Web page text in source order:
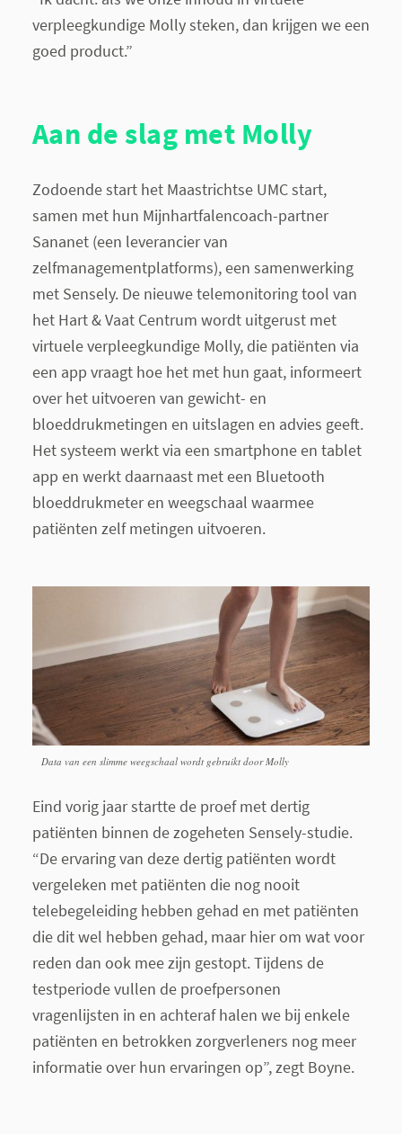
verpleegkundige Molly steken, dan krijgen we een
goed product.”
Aan de slag met Molly
Zodoende start het Maastrichtse UMC start,
samen met hun Mijnhartfalencoach-partner
Sananet (een leverancier van
zelfmanagementplatforms), een samenwerking
met Sensely. De nieuwe telemonitoring tool van
het Hart & Vaat Centrum wordt uitgerust met
virtuele verpleegkundige Molly, die patiënten via
een app vraagt hoe het met hun gaat, informeert
over het uitvoeren van gewicht- en
bloeddrukmetingen en uitslagen en advies geeft.
Het systeem werkt via een smartphone en tablet
app en werkt daarnaast met een Bluetooth
bloeddrukmeter en weegschaal waarmee
patiënten zelf metingen uitvoeren.
Data van een slimme weegschaal wordt gebruikt door Molly
Eind vorig jaar startte de proef met dertig
patiënten binnen de zogeheten Sensely-studie.
“De ervaring van deze dertig patiënten wordt
vergeleken met patiënten die nog nooit
telebegeleiding hebben gehad en met patiënten
die dit wel hebben gehad, maar hier om wat voor
reden dan ook mee zijn gestopt. Tijdens de
testperiode vullen de proefpersonen
vragenlijsten in en achteraf halen we bij enkele
patiënten en betrokken zorgverleners nog meer
informatie over hun ervaringen op”, zegt Boyne.